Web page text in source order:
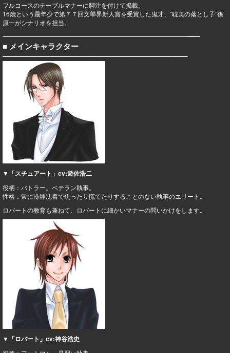
フルコースのテーブルマナーに脚注を付けて掲載。
16歳という最年少で第７７回文學界新人賞を受賞した鬼才、”耽美の落とし子”篠
原一がシナリオを担当。
━━━━━━━━━━━━━━━━━━━━━━━━━━━━━━━━
■ メインキャラクター
━━━━━━━━━━━━━━━━━━━━━━━━━━━━━━
▼「スチュアート」cv:遊佐浩二
役柄：バトラー。ベテラン執事。
性格：常に冷静沈着で焦ったり慌てたりすることのない執事のエリート。
ロバートの教育も兼ねて、ロバートに細かいマナーの問いかけをします。
▼「ロバート」cv:神谷浩史